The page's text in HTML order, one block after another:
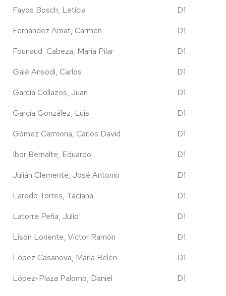
Fayos Bosch, Leticia
D1
Fernández Amat, Carmen
D1
Founaud Cabeza, María Pilar
D1
Galé Ansodi, Carlos
D1
García Collazos, Juan
D1
García González, Luis
D1
Gómez Carmona, Carlos David
D1
Ibor Bernalte, Eduardo
D1
Julián Clemente, José Antonio
D1
Laredo Torres, Taciana
D1
Latorre Peña, Julio
D1
Lisón Loriente, Víctor Ramón
D1
López Casanova, María Belén
D1
López-Plaza Palomo, Daniel
D1